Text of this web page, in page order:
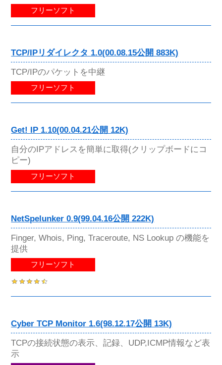
フリーソフト
TCP/IPリダイレクタ 1.0(00.08.15公開 883K)
TCP/IPのパケットを中継
フリーソフト
Get! IP 1.10(00.04.21公開 12K)
自分のIPアドレスを簡単に取得(クリップボードにコ
ピー)
フリーソフト
NetSpelunker 0.9(99.04.16公開 222K)
Finger, Whois, Ping, Traceroute, NS Lookup の機能を
提供
フリーソフト
Cyber TCP Monitor 1.6(98.12.17公開 13K)
TCPの接続状態の表示、記録、UDP,ICMP情報など表
示